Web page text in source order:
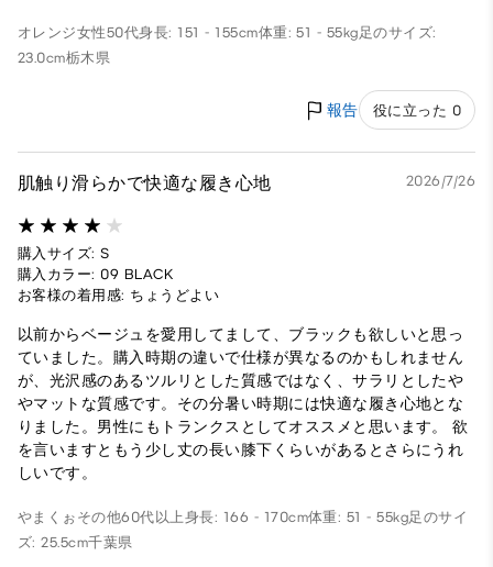
オレンジ女性50代身長: 151 - 155cm体重: 51 - 55kg足のサイズ:
23.0cm栃木県
報告 役に立った 0
肌触り滑らかで快適な履き心地 2026/7/26
購入サイズ: S
購入カラー: 09 BLACK
お客様の着用感: ちょうどよい
以前からベージュを愛用してまして、ブラックも欲しいと思っ
ていました。購入時期の違いで仕様が異なるのかもしれません
が、光沢感のあるツルリとした質感ではなく、サラリとしたや
やマットな質感です。その分暑い時期には快適な履き心地とな
りました。男性にもトランクスとしてオススメと思います。 欲
を言いますともう少し丈の長い膝下くらいがあるとさらにうれ
しいです。
やまくぉ その他60代以上身長: 166 - 170cm体重: 51 - 55kg足のサイ
ズ: 25.5cm千葉県